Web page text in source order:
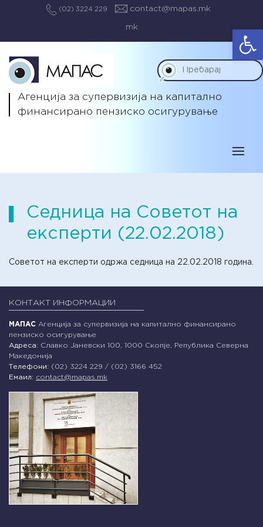
(02) 3224 229 contact@mapas.mk
mk
Агенција за супервизија на капитално
финансирано пензиско осигурување
Седница на Советот на
експерти (22.02.2018)
Советот на експерти одржа седница на 22.02.2018 година.
КОНТАКТ ИНФОРМАЦИИ
МАПАС Агенција за супервизија на капитално финансирано
пензиско осигурување
Адреса: Славко Јаневски 100, 1000 Скопје, Република Северна
Македонија
Телефони: (02) 3224 229 / (02) 3166 452
Емаил: contact@mapas.mk